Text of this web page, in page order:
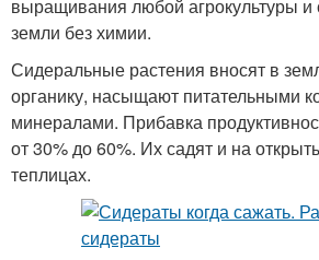
выращивания любой агрокультуры и
земли без химии.
Сидеральные растения вносят в
органику, насыщают питательными
минералами. Прибавка
от 30% до 60%. Их садят и на
теплицах.